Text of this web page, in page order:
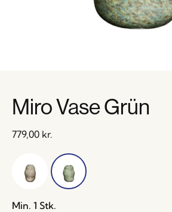
Miro Vase Grün
779,00 kr.
Min. 1 Stk.